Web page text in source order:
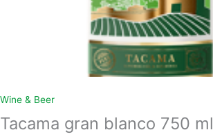
Wine & Beer
Tacama gran blanco 750 ml